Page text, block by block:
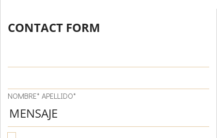
CONTACT FORM
NOMBRE* APELLIDO*